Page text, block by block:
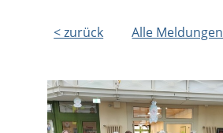
< zurück Alle Meldungen